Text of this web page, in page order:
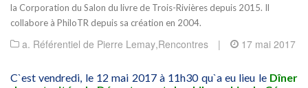
la Corporation du Salon du livre de Trois-Rivières depuis 2015. Il
collabore à PhiloTR depuis sa création en 2004.
a. Référentiel de Pierre Lemay,Rencontres | 17 mai 2017
C`est vendredi, le 12 mai 2017 à 11h30 qu`a eu lieu le Dîner